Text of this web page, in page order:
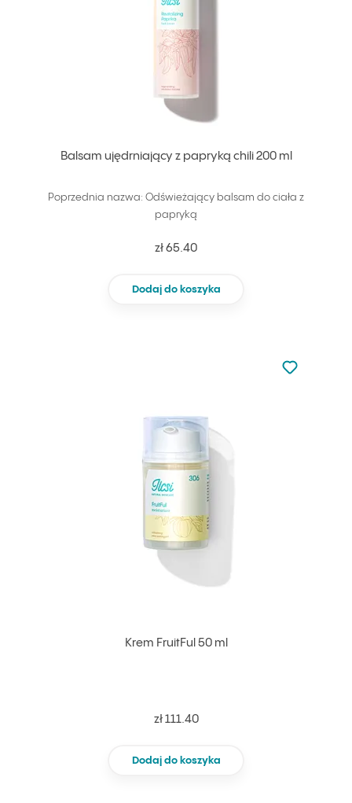
Balsam ujędrniający z papryką chili 200 ml
Poprzednia nazwa: Odświeżający balsam do ciała z
papryką
zł 65.40
Dodaj do koszyka
Krem FruitFul 50 ml
zł 111.40
Dodaj do koszyka
Nie dodano
Dodaj do